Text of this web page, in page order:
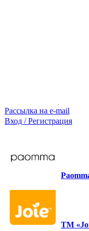
Рассылка на e-mail
Вход / Регистрация
ТМ